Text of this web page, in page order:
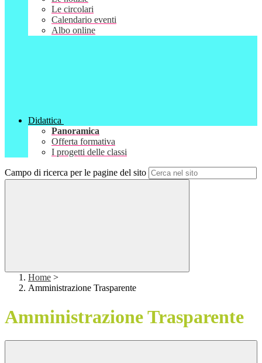
Le circolari
Calendario eventi
Albo online
Didattica
Panoramica
Offerta formativa
I progetti delle classi
Campo di ricerca per le pagine del sito
Home >
Amministrazione Trasparente
Amministrazione Trasparente